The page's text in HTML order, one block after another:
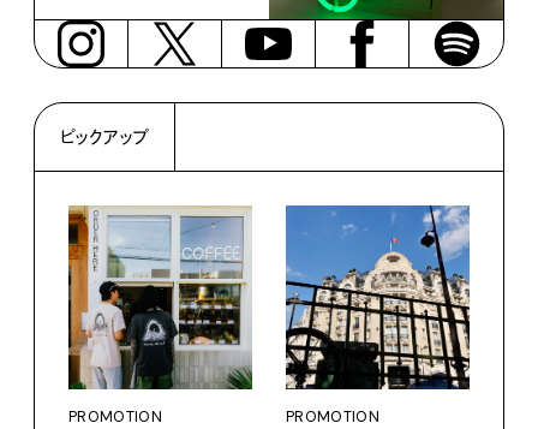
ピックアップ
PROMOTION PROMOTION